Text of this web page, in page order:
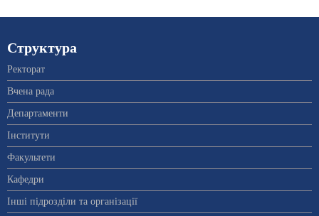
Структура
Ректорат
Вчена рада
Департаменти
Інститути
Факультети
Кафедри
Інші підрозділи та організації